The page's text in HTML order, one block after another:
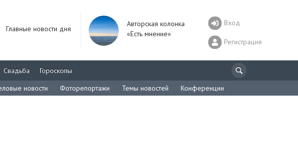
Главные новости дня
Авторская колонка
«Есть мнение»
Вход
Регистрация
Свадьба
Гороскопы
новости Фоторепортажи Темы новостей Конференции